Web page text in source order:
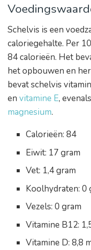
Schelvis is een
caloriegehalte. Per
84 calorieën. Het
het opbouwen en
bevat schelvis
en vitamine E,
magnesium.
Calorieën: 84
Eiwit: 17 gram
Vet: 1,4 gram
Koolhydraten: 0
Vezels: 0 gram
Vitamine B12:
Vitamine D: 8,8